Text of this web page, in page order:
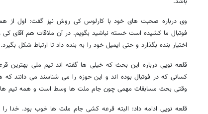
وی درباره صحبت های خود با کارلوس کی روش نیز گفت: اول از
فوتبال ما کشیده است خسته نباشید بگویم. در آن ملاقات هم آقای
اختیار بنده بگذارد و حتی ایمیل خود را به بنده داد تا ارتباط شکل بگیرد.
قلعه نویی درباره این بحث که خیلی ها گفته اند تیم ملی بهترین
کسانی که در فوتبال بوده اند و این حوزه را می شناسند می دانند
وقتی بحث مسابقات مهمی چون جام ملت ها وسط است و همه تیم های
قلعه نویی ادامه داد: البته قرعه کشی جام ملت ها خوب بود. خدا